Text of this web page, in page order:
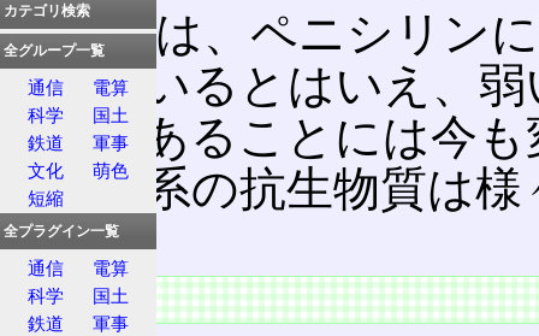
細菌では、ペニシリン
現しているとはいえ、
効果があることには今
シリン系の抗生物質は
いる。
特徴
カテゴリ検索
全グループ一覧
通信
電算
科学
国土
鉄道
軍事
文化
萌色
短縮
全プラグイン一覧
通信
電算
科学
国土
鉄道
軍事